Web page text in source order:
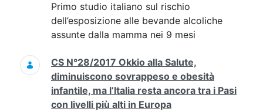
Primo studio italiano sul rischio
dell’esposizione alle bevande alcoliche
assunte dalla mamma nei 9 mesi
CS N°28/2017 Okkio alla Salute,
diminuiscono sovrappeso e obesità
infantile, ma l’Italia resta ancora tra i Pasi
con livelli più alti in Europa